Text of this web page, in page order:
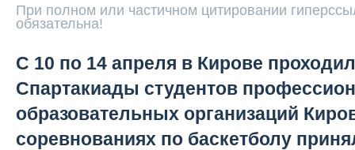
При полном или частичном цитировании
обязательна!
С 10 по 14 апреля в Кирове
Спартакиады студентов
образовательных организаций
соревнованиях по баскетболу